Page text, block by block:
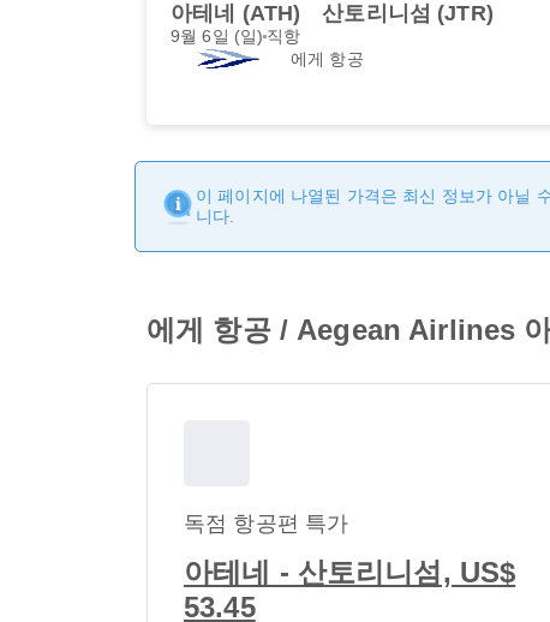
아테네 (ATH) 산토리니섬 (JTR)
9월 6일 (일) 직항
에게 항공
이 페이지에 나열된 가격은 최신 정보가 아닐
니다.
에게 항공 / Aegean Airlines
독점 항공편 특가
아테네 - 산토리니섬, US$
53.45